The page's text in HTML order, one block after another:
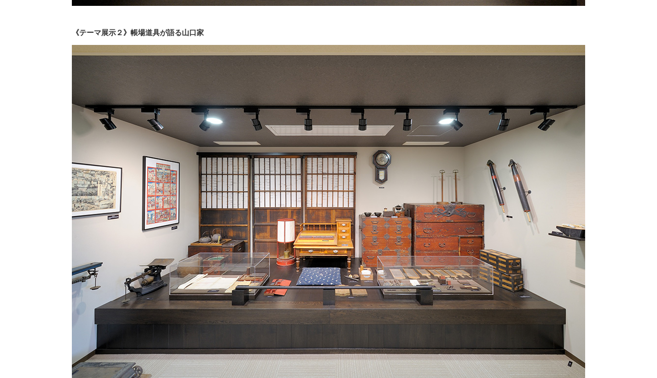
《テーマ展示２》帳場道具が語る山口家